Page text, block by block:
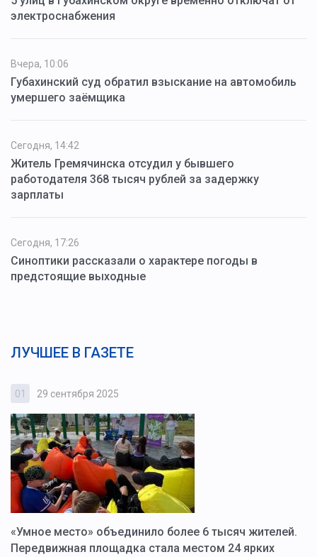
электроснабжения
Вчера, 10:06
Губахинский суд обратил взыскание на автомобиль
умершего заёмщика
Сегодня, 14:42
Житель Гремячинска отсудил у бывшего
работодателя 368 тысяч рублей за задержку
зарплаты
Сегодня, 17:26
Синоптики рассказали о характере погоды в
предстоящие выходные
ЛУЧШЕЕ В ГАЗЕТЕ
01 29 сентября 2025
«Умное место» объединило более 6 тысяч жителей.
Передвижная площадка стала местом 24 ярких